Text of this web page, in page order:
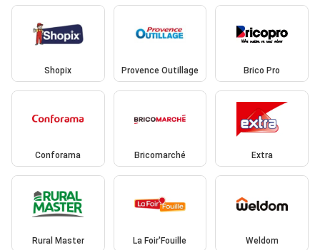
Shopix Provence Outillage Brico Pro
Conforama Bricomarché Extra
Rural Master La Foir'Fouille Weldom